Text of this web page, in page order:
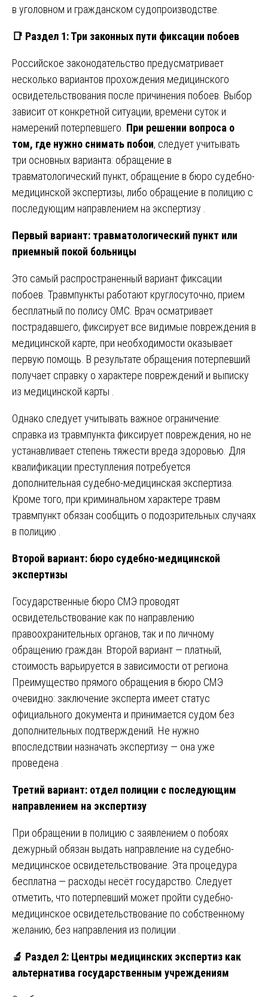
в уголовном и гражданском судопроизводстве.
📑 Раздел 1: Три законных пути фиксации побоев
Российское законодательство предусматривает
несколько вариантов прохождения медицинского
освидетельствования после причинения побоев. Выбор
зависит от конкретной ситуации, времени суток и
намерений потерпевшего. При решении вопроса о
том, где нужно снимать побои, следует учитывать
три основных варианта: обращение в
травматологический пункт, обращение в бюро судебно-
медицинской экспертизы, либо обращение в полицию с
последующим направлением на экспертизу .
Первый вариант: травматологический пункт или
приемный покой больницы
Это самый распространенный вариант фиксации
побоев. Травмпункты работают круглосуточно, прием
бесплатный по полису ОМС. Врач осматривает
пострадавшего, фиксирует все видимые повреждения в
медицинской карте, при необходимости оказывает
первую помощь. В результате обращения потерпевший
получает справку о характере повреждений и выписку
из медицинской карты .
Однако следует учитывать важное ограничение:
справка из травмпункта фиксирует повреждения, но не
устанавливает степень тяжести вреда здоровью. Для
квалификации преступления потребуется
дополнительная судебно-медицинская экспертиза.
Кроме того, при криминальном характере травм
травмпункт обязан сообщить о подозрительных случаях
в полицию .
Второй вариант: бюро судебно-медицинской
экспертизы
Государственные бюро СМЭ проводят
освидетельствование как по направлению
правоохранительных органов, так и по личному
обращению граждан. Второй вариант — платный,
стоимость варьируется в зависимости от региона.
Преимущество прямого обращения в бюро СМЭ
очевидно: заключение эксперта имеет статус
официального документа и принимается судом без
дополнительных подтверждений. Не нужно
впоследствии назначать экспертизу — она уже
проведена .
Третий вариант: отдел полиции с последующим
направлением на экспертизу
При обращении в полицию с заявлением о побоях
дежурный обязан выдать направление на судебно-
медицинское освидетельствование. Эта процедура
бесплатна — расходы несёт государство. Следует
отметить, что потерпевший может пройти судебно-
медицинское освидетельствование по собственному
желанию, без направления из полиции .
🔬 Раздел 2: Центры медицинских экспертиз как
альтернатива государственным учреждениям